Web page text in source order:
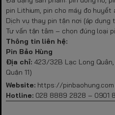
pin Lithium, pin cho máy đo huyết
Dịch vụ thay pin tận nơi (áp dụng
Tư vấn tận tâm – chọn đúng loại
Thông tin liên hệ:
Pin Bảo Hùng
Địa chỉ: 423/32B Lạc Long Quân,
Quận 11)
Website: https://pinbaohung.com
Hotline:028 8889 2828 – 0901